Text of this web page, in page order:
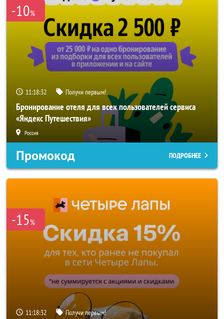
-10%
11:18:30 Получи первым!
Бронирование отеля для всех пользователей сервиса
«Яндекс Путешествия»
Россия
Промокод ПОДРОБНЕЕ
-15%
11:18:30 Получи первым!